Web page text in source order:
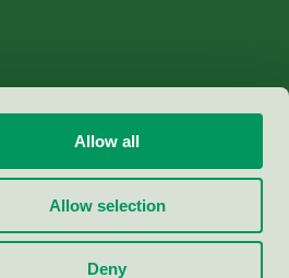
Allow all
Allow selection
Deny